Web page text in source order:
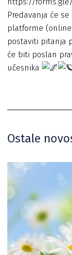
Predavanja će
platforme
postaviti pitanja
će biti poslan
učesnika
Ostale